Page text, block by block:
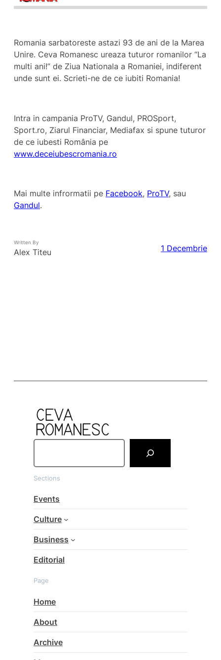
Romania sarbatoreste astazi 93 de ani de la Marea
Unire. Ceva Romanesc ureaza tuturor romanilor “La
multi ani!” de Ziua Nationala a Romaniei, indiferent
unde sunt ei. Scrieti-ne de ce iubiti Romania!
Intra in campania ProTV, Gandul, PROSport,
Sport.ro, Ziarul Financiar, Mediafax si spune tuturor
de ce iubesti România pe
www.deceiubescromania.ro
Mai multe infrormatii pe Facebook, ProTV, sau
Gandul.
Written By
Alex Titeu 1 Decembrie
a
r
h
Sections
Events
Culture
Business
Editorial
Page
Home
About
Archive